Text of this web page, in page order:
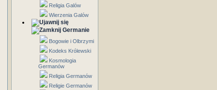
Religia Galów
Wierzenia Galów
Germanie
Bogowie i Olbrzymi
Kodeks Królewski
Kosmologia
Germanów
Religia Germanów
Religie Germanów